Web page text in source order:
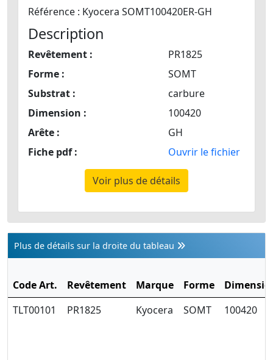
Référence : Kyocera SOMT100420ER-GH
Description
Revêtement :
PR1825
Forme :
SOMT
Substrat :
carbure
Dimension :
100420
Arête :
GH
Fiche pdf :
Ouvrir le fichier
Voir plus de détails
Plus de détails sur la droite du tableau
Code Art. Revêtement Marque Forme
TLT00101
PR1825 Kyocera SOMT 100420